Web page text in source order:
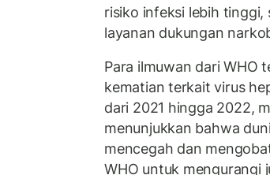
risiko infeksi lebih
layanan dukungan
Para ilmuwan dari WHO
kematian terkait virus
dari 2021 hingga 2022,
menunjukkan bahwa
mencegah dan
WHO untuk mengurangi